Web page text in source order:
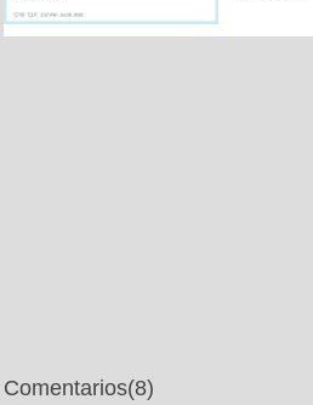
Comentarios(8)